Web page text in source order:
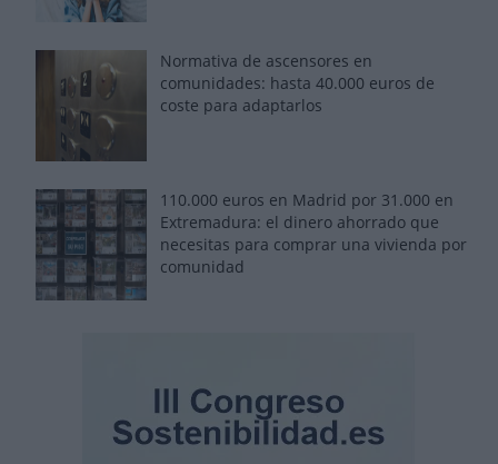
Normativa de ascensores en
comunidades: hasta 40.000 euros de
coste para adaptarlos
110.000 euros en Madrid por 31.000 en
Extremadura: el dinero ahorrado que
necesitas para comprar una vivienda por
comunidad